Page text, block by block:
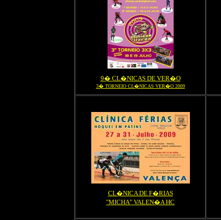
9� CL�NICAS DE VER�O
3� TORNEIO CL�NICAS VER�O 2009
CL�NICA DE F�RIAS
"MICHA" VALEN�A HC